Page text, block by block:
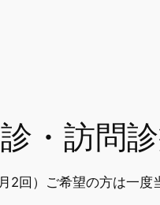
・訪問
2回）ご希望の方は一度